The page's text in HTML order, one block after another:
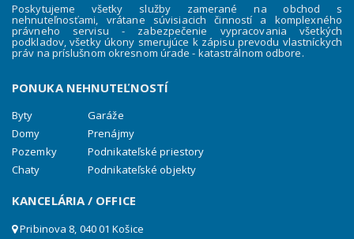
Poskytujeme všetky služby zamerané na obchod s
nehnuteľnosťami, vrátane súvisiacich činností a komplexného
právneho servisu - zabezpečenie vypracovania všetkých
podkladov, všetky úkony smerujúce k zápisu prevodu vlastníckych
práv na príslušnom okresnom úrade - katastrálnom odbore.
PONUKA NEHNUTEĽNOSTÍ
Byty
Domy
Pozemky
Chaty
Garáže
Prenájmy
Podnikateľské priestory
Podnikateľské objekty
KANCELÁRIA / OFFICE
Pribinova 8, 040 01 Košice